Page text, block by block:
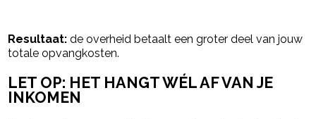
Resultaat: de overheid betaalt een groter deel van jouw
totale opvangkosten.
LET OP: HET HANGT WÉL AF VAN JE
INKOMEN